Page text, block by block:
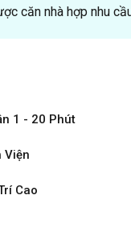
căn nhà hợp nhu
1 - 20 Phút
Viện
Cao